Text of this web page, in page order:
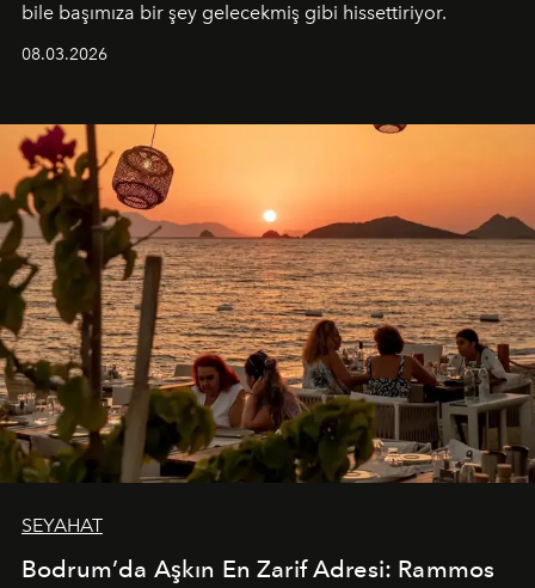
bile başımıza bir şey gelecekmiş gibi hissettiriyor.
08.03.2026
SEYAHAT
Bodrum’da Aşkın En Zarif Adresi: Rammos